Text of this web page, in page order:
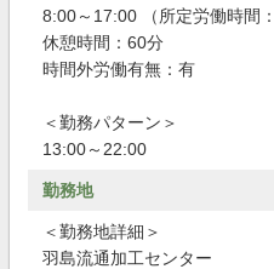
8:00～17:00 （所定労働時間
休憩時間：60分
時間外労働有無：有
＜勤務パターン＞
13:00～22:00
勤務地
＜勤務地詳細＞
羽島流通加工センター